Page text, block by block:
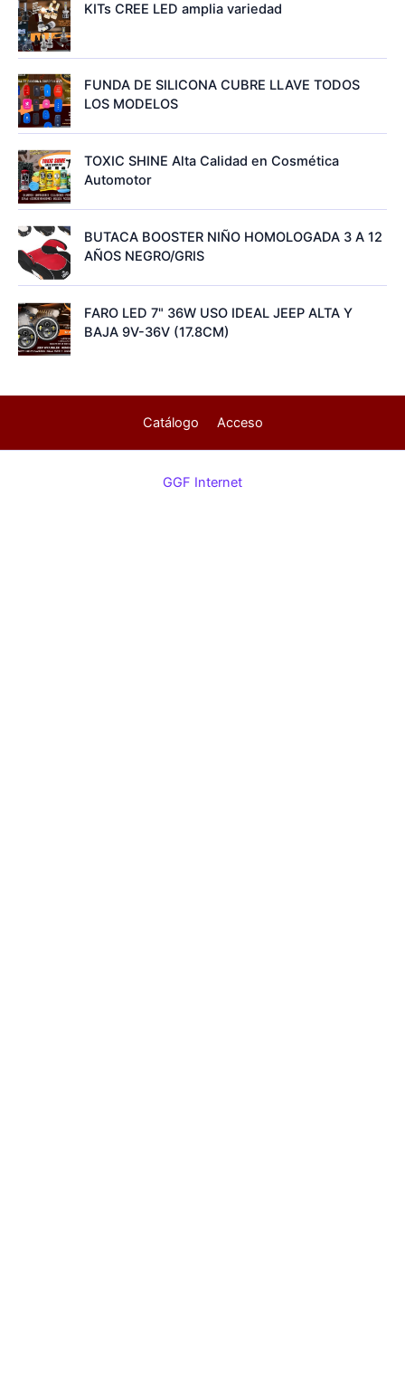
KITs CREE LED amplia variedad
FUNDA DE SILICONA CUBRE LLAVE TODOS
LOS MODELOS
TOXIC SHINE Alta Calidad en Cosmética
Automotor
BUTACA BOOSTER NIÑO HOMOLOGADA 3 A 12
AÑOS NEGRO/GRIS
FARO LED 7" 36W USO IDEAL JEEP ALTA Y
BAJA 9V-36V (17.8CM)
Catálogo Acceso
GGF Internet